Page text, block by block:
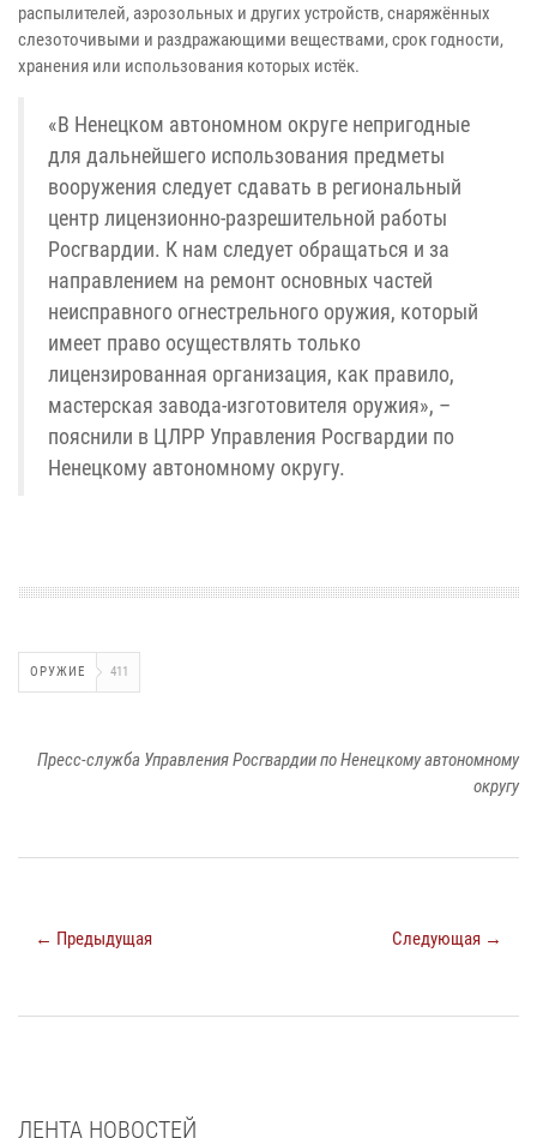
распылителей, аэрозольных и других устройств, снаряжённых
слезоточивыми и раздражающими веществами, срок годности,
хранения или использования которых истёк.
«В Ненецком автономном округе непригодные
для дальнейшего использования предметы
вооружения следует сдавать в региональный
центр лицензионно-разрешительной работы
Росгвардии. К нам следует обращаться и за
направлением на ремонт основных частей
неисправного огнестрельного оружия, который
имеет право осуществлять только
лицензированная организация, как правило,
мастерская завода-изготовителя оружия», –
пояснили в ЦЛРР Управления Росгвардии по
Ненецкому автономному округу.
ОРУЖИЕ 411
Пресс-служба Управления Росгвардии по Ненецкому автономному
округу
← Предыдущая Следующая →
ЛЕНТА НОВОСТЕЙ